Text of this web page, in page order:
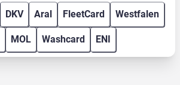
DKV Aral FleetCard Westfalen
MOL Washcard ENI